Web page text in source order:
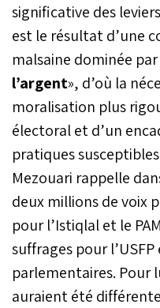
significative des
est le résultat d’une
malsaine dominée par
l’argent», d’où la
moralisation plus
électoral et d’un
pratiques
Mezouari rappelle
deux millions de voix
pour l’Istiqlal et le
suffrages pour
parlementaires. Pour
auraient été